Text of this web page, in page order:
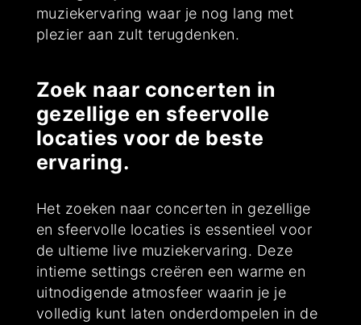
muziekervaring waar je nog lang met
plezier aan zult terugdenken.
Zoek naar concerten in
gezellige en sfeervolle
locaties voor de beste
ervaring.
Het zoeken naar concerten in gezellige
en sfeervolle locaties is essentieel voor
de ultieme live muziekervaring. Deze
intieme settings creëren een warme en
uitnodigende atmosfeer waarin je je
volledig kunt laten onderdompelen in de